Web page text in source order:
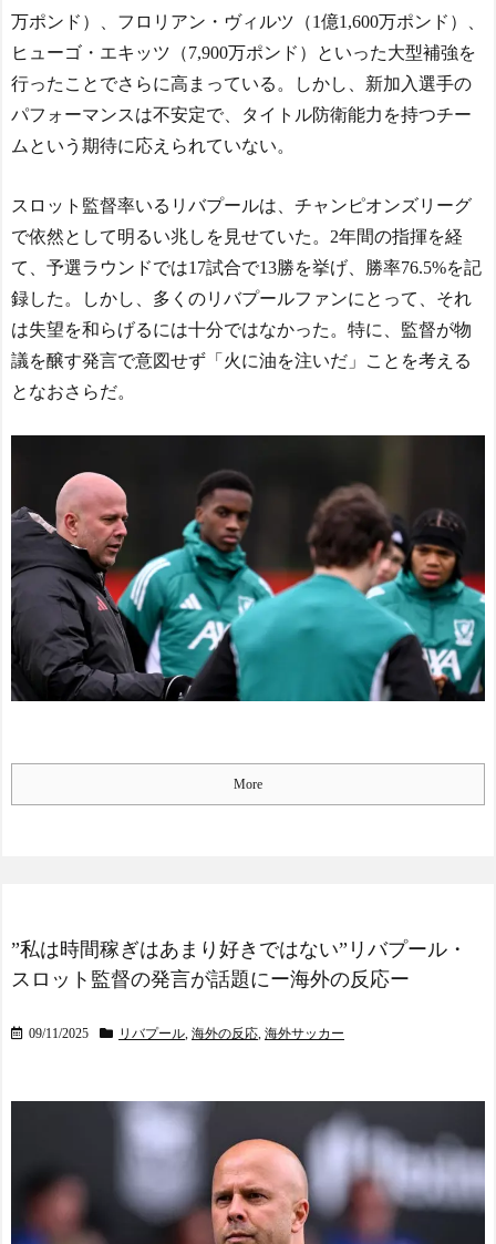
大量5失点！1節最下位発進
北川景子39歳、右バスト
トップに衝撃密着写真にネ
ット騒然！
【ヤニねこ】座り方がス
ラブ人すぎる【海外の反
日本人がアメリカで歴史
ぎる」「人間にこんなこと
が可能なのか？」「サッカ
ーで例えるなら…」【海外
の反応】
日本人がアメリカで歴史
的快挙！中国人「恐ろしす
ぎる」「人間にこんなこと
が可能なのか？」「サッカ
【E-1選手権】日本、韓国
に1-0で勝利し、全勝で連覇
達成！ジャーメインのゴー
ルを守り切る！
The Show Must Go On: Co
ping with Success and Failure
in Showbiz
【日本代表】ボーフム浅
野が日本に重要な勝利をも
たらす！ドイツ紙
海外サッカー、引退する
S
万ポンド）、フロリアン・ヴィルツ（1億1,600万ポンド）、
ヒューゴ・エキッツ（7,900万ポンド）といった大型補強を
行ったことでさらに高まっている。しかし、新加入選手の
パフォーマンスは不安定で、タイトル防衛能力を持つチー
ムという期待に応えられていない。
スロット監督率いるリバプールは、チャンピオンズリーグ
で依然として明るい兆しを見せていた。2年間の指揮を経
て、予選ラウンドでは17試合で13勝を挙げ、勝率76.5%を記
録した。しかし、多くのリバプールファンにとって、それ
は失望を和らげるには十分ではなかった。特に、監督が物
議を醸す発言で意図せず「火に油を注いだ」ことを考える
となおさらだ。
More
”私は時間稼ぎはあまり好きではない”リバプール・
スロット監督の発言が話題にー海外の反応ー
09/11/2025 リバプール, 海外の反応, 海外サッカー